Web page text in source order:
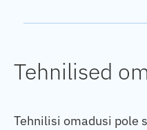
Tehnilised
Tehnilisi omadusi pole